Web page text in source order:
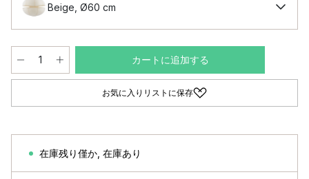
Beige, Ø60 cm
カートに追加する
お気に入りリストに保存
在庫残り僅か 在庫あり